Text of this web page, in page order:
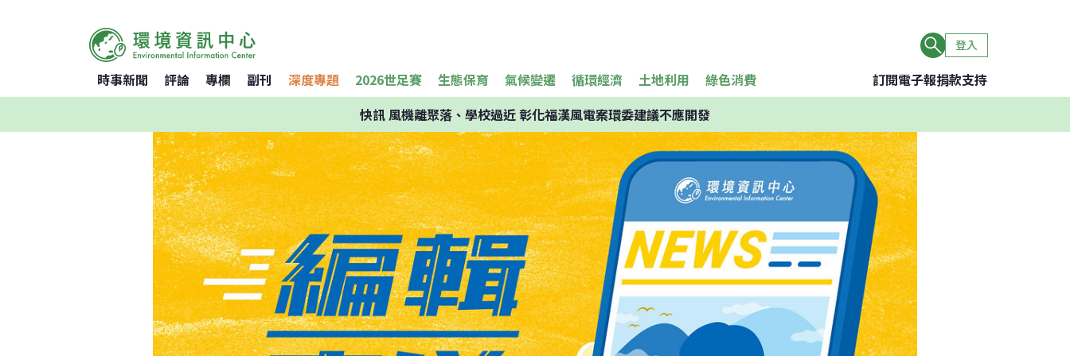
登入
時事新聞 評論 專欄 副刊 深度專題 2026世足賽 生態保育 氣候變遷 循環經濟 土地利用 綠色消費 訂閱電子報捐款支持
快訊風機離聚落、學校過近 彰化福漢風電案環委建議不應開發